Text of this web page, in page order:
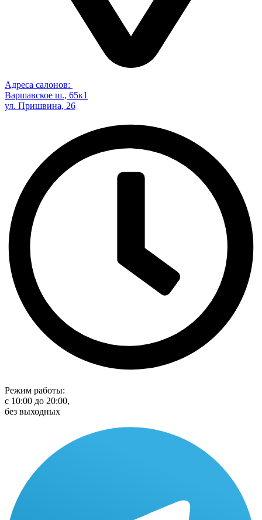
Адреса салонов:
Варшавское ш., 65к1
ул. Пришвина, 26
Режим работы:
с 10:00 до 20:00,
без выходных